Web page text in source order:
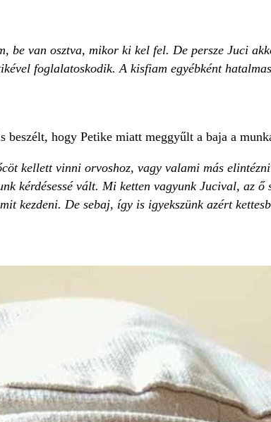
be van osztva, mikor ki kel fel. De persze Juci
foglalatoskodik. A kisfiam egyébként
beszélt, hogy Petike miatt meggyűlt a baja a
kellett vinni orvoshoz, vagy valami más
kérdésessé vált. Mi ketten vagyunk Jucival, az
kezdeni. De sebaj, így is igyekszünk azért